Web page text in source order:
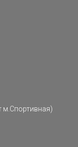
м.Спортивная)